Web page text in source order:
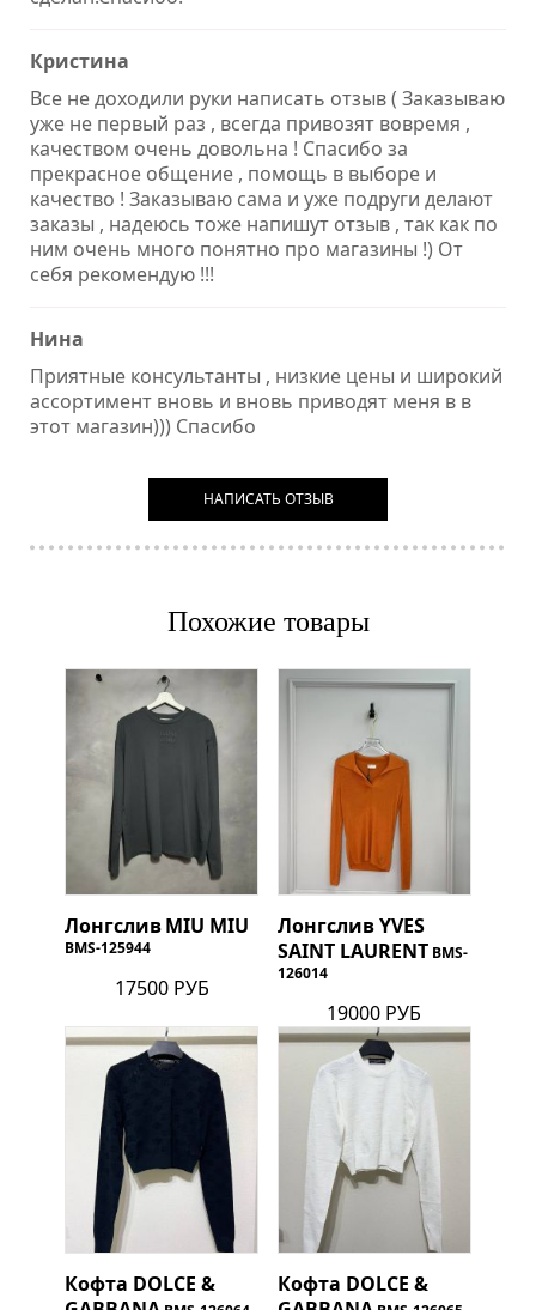
Кристина
Все не доходили руки написать отзыв ( Заказываю
уже не первый раз , всегда привозят вовремя ,
качеством очень довольна ! Спасибо за
прекрасное общение , помощь в выборе и
качество ! Заказываю сама и уже подруги делают
заказы , надеюсь тоже напишут отзыв , так как по
ним очень много понятно про магазины !) От
себя рекомендую !!!
Нина
Приятные консультанты , низкие цены и широкий
ассортимент вновь и вновь приводят меня в в
этот магазин))) Спасибо
НАПИСАТЬ ОТЗЫВ
Похожие товары
ЛонгсливMIU MIU
BMS-125944
17500 РУБ
ЛонгсливYVES
SAINT LAURENT BMS-
126014
19000 РУБ
Кофта DOLCE &
Кофта DOLCE &